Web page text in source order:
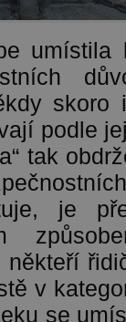
umístila
podle
tak
je
v
se